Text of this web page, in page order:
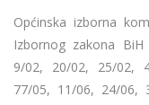
Općinska izborna
Izbornog zakona
9/02, 20/02, 25/02,
77/05, 11/06, 24/06,